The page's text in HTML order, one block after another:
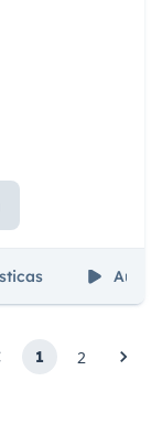
Aulas
1 2